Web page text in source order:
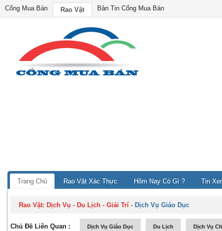
Cổng Mua Bán Rao Vặt Bản Tin Cổng Mua Bán
Trang Chủ Rao Vặt Xác Thực Hôm Nay Có Gì ? Tin
Rao Vặt: Dịch Vụ - Du Lịch - Giải Trí - Dịch Vụ Giáo Dục
Chủ Đề Liên Quan : Dịch Vụ Giáo Dục Du Lịch Dịch Vụ